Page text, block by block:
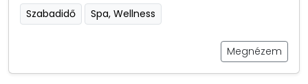
Szabadidő Spa, Wellness
Megnézem